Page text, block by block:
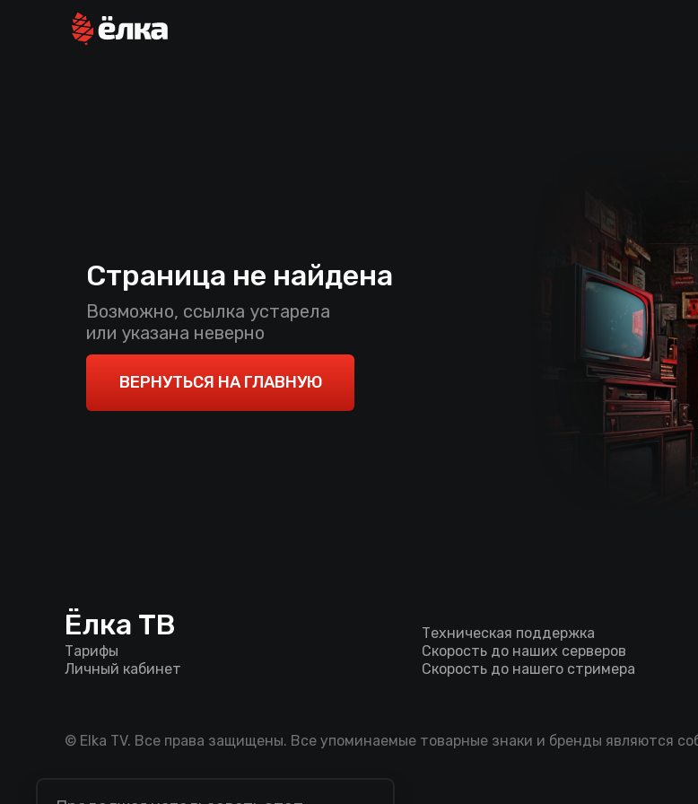
Страница не найдена
Возможно, ссылка устарела
или указана неверно
ВЕРНУТЬСЯ НА ГЛАВНУЮ
Ёлка ТВ
Тарифы
Личный кабинет
Техническая поддержка
Скорость до наших серверов
Скорость до нашего стримера
© Elka TV. Все права защищены. Все упоминаемые товарные знаки и бренды являются